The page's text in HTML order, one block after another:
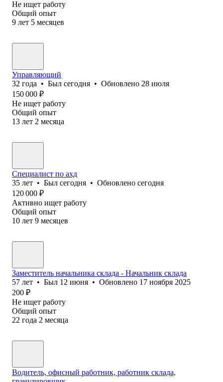
Не ищет работу
Общий опыт
9 лет 5 месяцев
Управляющий
32 года • Был сегодня • Обновлено 28 июля
150 000 ₽
Не ищет работу
Общий опыт
13 лет 2 месяца
Специалист по ахд
35 лет • Был сегодня • Обновлено сегодня
120 000 ₽
Активно ищет работу
Общий опыт
10 лет 9 месяцев
Заместитель начальника склада - Начальник склада
57 лет • Был 12 июня • Обновлено 17 ноября 2025
200 ₽
Не ищет работу
Общий опыт
22 года 2 месяца
Водитель, офисный работник, работник склада,